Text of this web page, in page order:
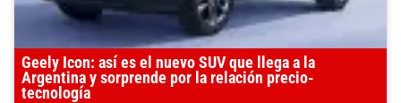
Geely Icon: así es el nuevo SUV que llega a la
Argentina y sorprende por la relación precio-
tecnología